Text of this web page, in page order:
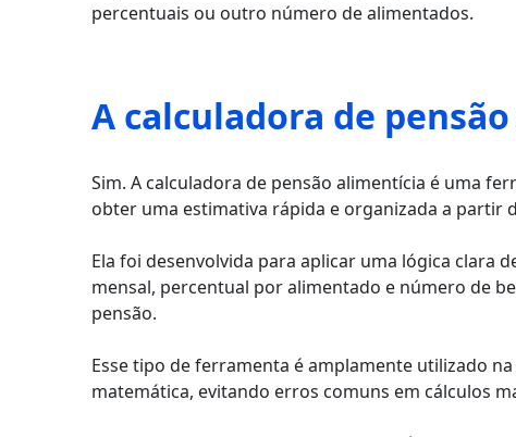
percentuais ou outro número de alimentados.
A calculadora de
Sim. A calculadora de pensão alimentícia é uma
obter uma estimativa rápida e organizada a partir
Ela foi desenvolvida para aplicar uma lógica clara
mensal, percentual por alimentado e número de
pensão.
Esse tipo de ferramenta é amplamente utilizado
matemática, evitando erros comuns em cálculos